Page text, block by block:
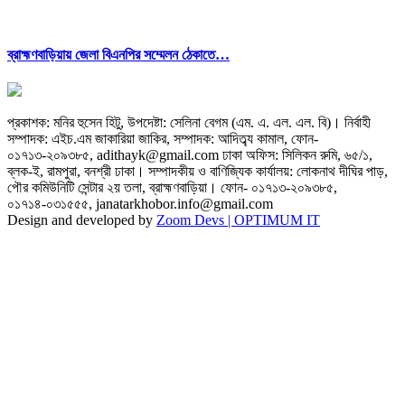
ব্রাহ্মণবাড়িয়ায় জেলা বিএনপির সম্মেলন ঠেকাতে…
প্রকাশক: মনির হুসেন হিটু, উপদেষ্টা: সেলিনা বেগম (এম. এ. এল. এল. বি) । নির্বাহী
সম্পাদক: এইচ.এম জাকারিয়া জাকির, সম্পাদক: আদিত্ব্য কামাল, ফোন-
০১৭১৩-২০৯৩৮৫, adithayk@gmail.com ঢাকা অফিস: সিলিকন রুমি, ৬৫/১,
ব্লক-ই, রামপুরা, বনশ্রী ঢাকা। সম্পাদকীয় ও বাণিজ্যিক কার্যালয়: লোকনাথ দীঘির পাড়,
পৌর কমিউনিটি সেন্টার ২য় তলা, ব্রাহ্মণবাড়িয়া। ফোন- ০১৭১৩-২০৯৩৮৫,
০১৭১৪-০৩১৫৫৫, janatarkhobor.info@gmail.com
Design and developed by Zoom Devs | OPTIMUM IT